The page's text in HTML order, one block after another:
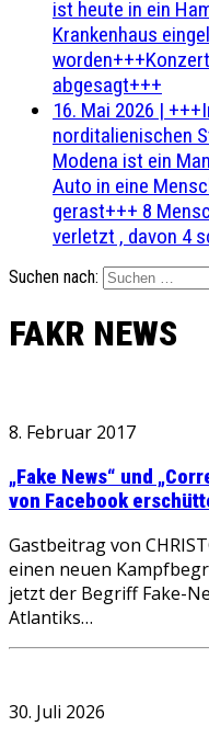
ist heute in ein
Krankenhaus
abgesagt+++
16. Mai 2026 |
norditalienischen
Modena ist ein
Auto in eine
gerast+++ 8
verletzt , davon 4
Suchen nach:
FAKR NEWS
8. Februar 2017
„Fake News“ und
von Facebook
Gastbeitrag von
einen neuen
jetzt der Begriff Fake-
Atlantiks…
30. Juli 2026